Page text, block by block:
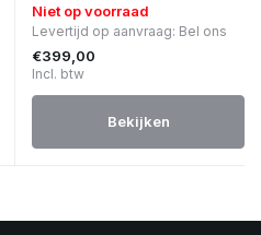
Niet op voorraad
Levertijd op aanvraag: Bel ons
€399,00
Incl. btw
Bekijken